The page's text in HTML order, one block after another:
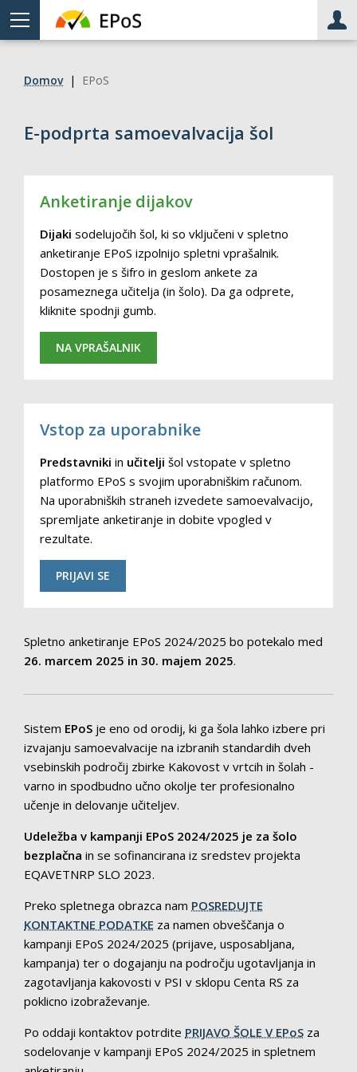
Meni
Domov| EPoS
E-podprta samoevalvacija šol
Anketiranje dijakov
Dijaki sodelujočih šol, ki so vključeni v spletno
anketiranje EPoS izpolnijo spletni vprašalnik.
Dostopen je s šifro in geslom ankete za
posameznega učitelja (in šolo). Da ga odprete,
kliknite spodnji gumb.
NA VPRAŠALNIK
Vstop za uporabnike
Predstavniki in učitelji šol vstopate v spletno
platformo EPoS s svojim uporabniškim računom.
Na uporabniških straneh izvedete samoevalvacijo,
spremljate anketiranje in dobite vpogled v
rezultate.
PRIJAVI SE
Spletno anketiranje EPoS 2024/2025 bo potekalo med
26. marcem 2025 in 30. majem 2025.
Sistem EPoS je eno od orodij, ki ga šola lahko izbere pri
izvajanju samoevalvacije na izbranih standardih dveh
vsebinskih področij zbirke Kakovost v vrtcih in šolah -
varno in spodbudno učno okolje ter profesionalno
učenje in delovanje učiteljev.
Udeležba v kampanji EPoS 2024/2025 je za šolo
bezplačna in se sofinancirana iz sredstev projekta
EQAVETNRP SLO 2023.
Preko spletnega obrazca nam POSREDUJTE
KONTAKTNE PODATKE za namen obveščanja o
kampanji EPoS 2024/2025 (prijave, usposabljana,
kampanja) ter o dogajanju na področju ugotavljanja in
zagotavljanja kakovosti v PSI v sklopu Centa RS za
poklicno izobraževanje.
Po oddaji kontaktov potrdite PRIJAVO ŠOLE V EPoS za
sodelovanje v kampanji EPoS 2024/2025 in spletnem